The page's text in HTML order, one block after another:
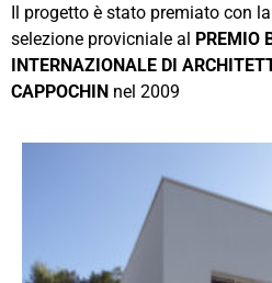
Il progetto è stato premiato con
selezione provicniale al PREMIO
INTERNAZIONALE DI
CAPPOCHIN nel 2009